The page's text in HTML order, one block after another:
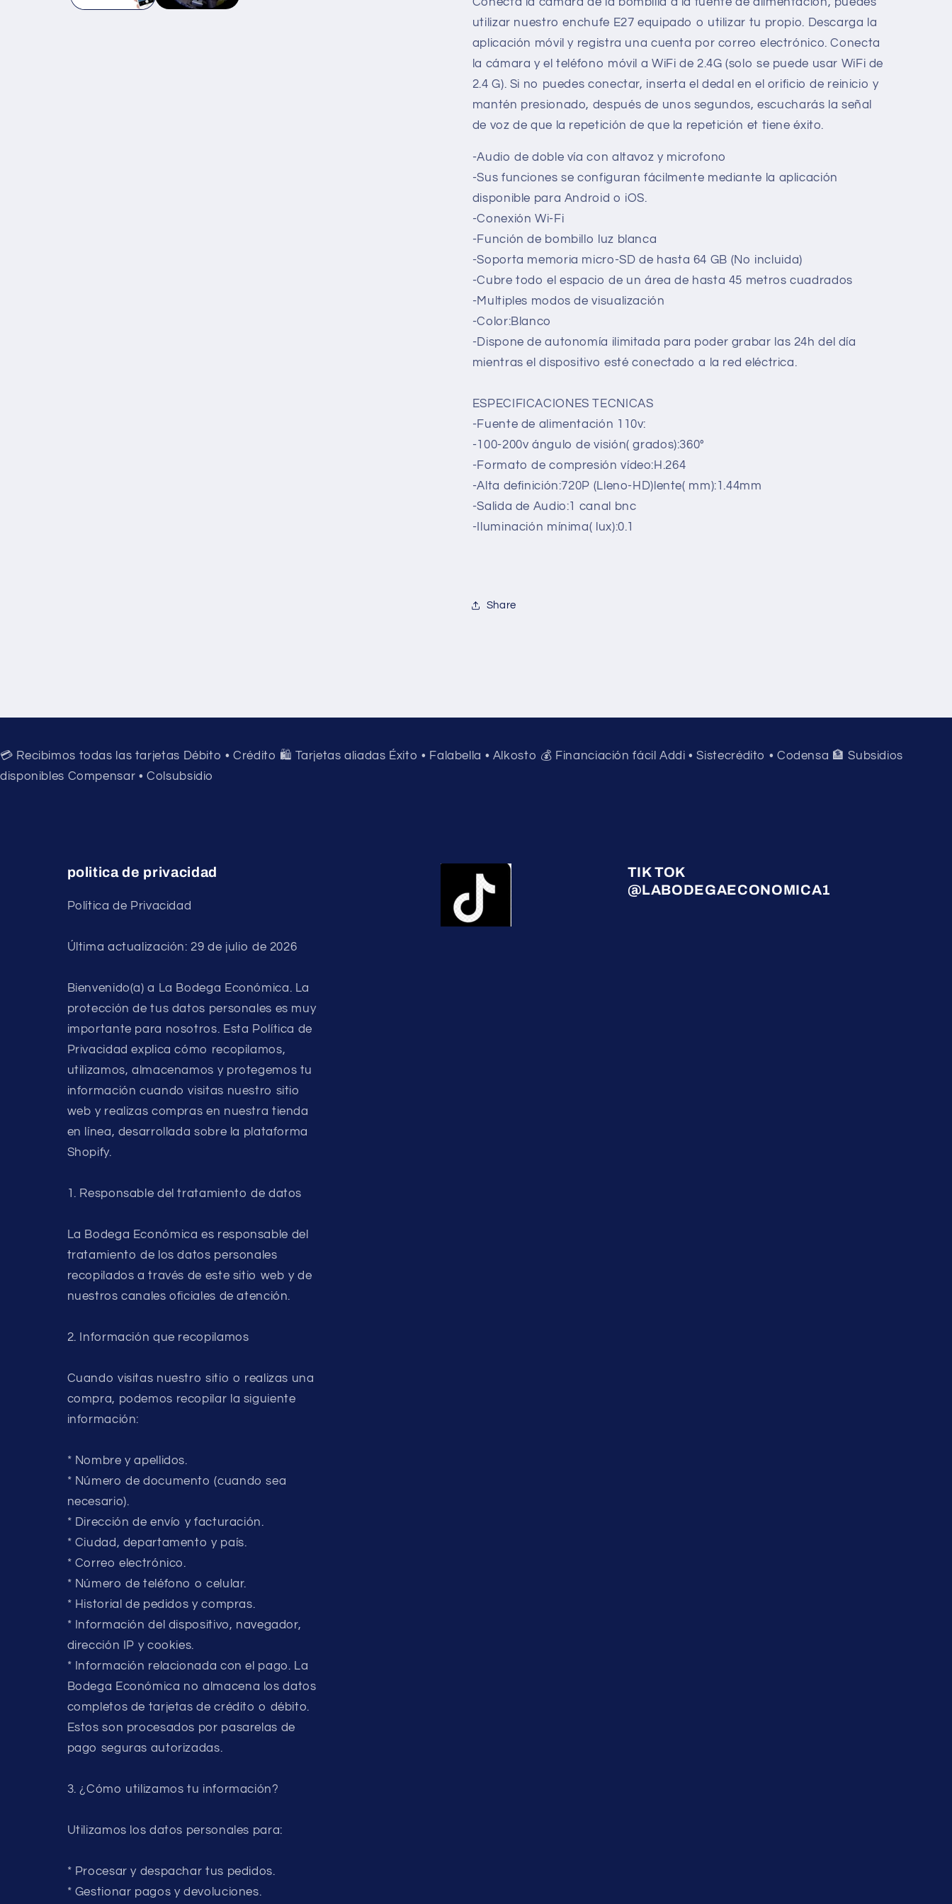
utilizar nuestro enchufe E27 equipado o utilizar tu propio. Descarga la
aplicación móvil y registra una cuenta por correo electrónico. Conecta
la cámara y el teléfono móvil a WiFi de 2.4G (solo se puede usar WiFi de
2.4 G). Si no puedes conectar, inserta el dedal en el orificio de reinicio y
mantén presionado, después de unos segundos, escucharás la señal
de voz de que la repetición de que la repetición et tiene éxito.
-Audio de doble vía con altavoz y microfono
-Sus funciones se configuran fácilmente mediante la aplicación
disponible para Android o iOS.
-Conexión Wi-Fi
-Función de bombillo luz blanca
-Soporta memoria micro-SD de hasta 64 GB (No incluida)
-Cubre todo el espacio de un área de hasta 45 metros cuadrados
-Multiples modos de visualización
-Color:Blanco
-Dispone de autonomía ilimitada para poder grabar las 24h del día
mientras el dispositivo esté conectado a la red eléctrica.
ESPECIFICACIONES TECNICAS
-Fuente de alimentación 110v:
-100-200v ángulo de visión( grados):360°
-Formato de compresión vídeo:H.264
-Alta definición:720P (Lleno-HD)lente( mm):1.44mm
-Salida de Audio:1 canal bnc
-Iluminación mínima( lux):0.1
Share
💳 Recibimos todas las tarjetas Débito • Crédito 🛍️ Tarjetas aliadas Éxito • Falabella • Alkosto 💰 Financiación fácil Addi • Sistecrédito • Codensa 🏦 Subsidios
disponibles Compensar • Colsubsidio
politica de privacidad
Política de Privacidad
Última actualización: 29 de julio de 2026
Bienvenido(a) a La Bodega Económica. La
protección de tus datos personales es muy
importante para nosotros. Esta Política de
Privacidad explica cómo recopilamos,
utilizamos, almacenamos y protegemos tu
información cuando visitas nuestro sitio
web y realizas compras en nuestra tienda
en línea, desarrollada sobre la plataforma
Shopify.
1. Responsable del tratamiento de datos
La Bodega Económica es responsable del
tratamiento de los datos personales
recopilados a través de este sitio web y de
nuestros canales oficiales de atención.
2. Información que recopilamos
Cuando visitas nuestro sitio o realizas una
compra, podemos recopilar la siguiente
información:
* Nombre y apellidos.
* Número de documento (cuando sea
necesario).
* Dirección de envío y facturación.
* Ciudad, departamento y país.
* Correo electrónico.
* Número de teléfono o celular.
* Historial de pedidos y compras.
* Información del dispositivo, navegador,
dirección IP y cookies.
* Información relacionada con el pago. La
Bodega Económica no almacena los datos
completos de tarjetas de crédito o débito.
Estos son procesados por pasarelas de
pago seguras autorizadas.
3. ¿Cómo utilizamos tu información?
Utilizamos los datos personales para:
* Procesar y despachar tus pedidos.
* Gestionar pagos y devoluciones.
TIK TOK
@LABODEGAECONOMICA1